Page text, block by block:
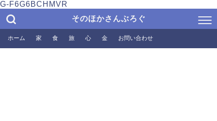
G-F6G6BCHMVR
そのほかさんぶろぐ
ホーム 家 食 旅 心 金 お問い合わせ